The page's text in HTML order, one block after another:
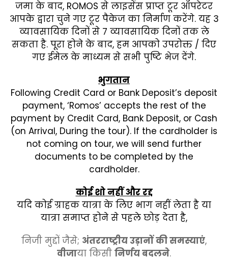
जमा के बाद, ROMOS से लाइसेंस प्राप्त टूर ऑपरेटर
आपके द्वारा चुने गए टूर पैकेज का निर्माण करेंगे. यह 3
व्यावसायिक दिनों से 7 व्यावसायिक दिनों तक ले
सकता है. पूरा होने के बाद, हम आपको उपरोक्त / दिए
गए ईमेल के माध्यम से सभी पुष्टि भेज देंगे.
भुगतान
Following Credit Card or Bank Deposit’s deposit
payment, ‘Romos’ accepts the rest of the
payment by Credit Card, Bank Deposit, or Cash
(on Arrival, During the tour). If the cardholder is
not coming on tour, we will send further
documents to be completed by the
cardholder.
कोई शो नहीं और रद्द
यदि कोई ग्राहक यात्रा के लिए भाग नहीं लेता है या
यात्रा समाप्त होने से पहले छोड़ देता है,
निजी मुद्दों जैसे; अंतरराष्ट्रीय उड़ानों की समस्याएं,
वीजाया किसी निर्णय बदलने.